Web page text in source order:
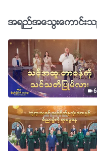
အရည္အေသြးေကာင္း